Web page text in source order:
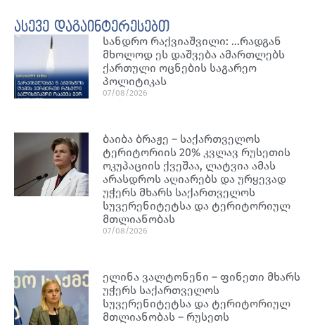
ასევე დაგაინტერესებთ
სანდრო რაქვიაშვილი: …რადგან
მხოლოდ ეს დაშვება ამართლებს
ქართული ოცნების საგარეო
პოლიტიკას
07/08/2026
ბაიბა ბრაჟე – საქართველოს
ტერიტორიის 20% კვლავ რუსეთის
ოკუპაციის ქვეშაა, ლატვია ამას
არასდროს აღიარებს და ურყევად
უჭერს მხარს საქართველოს
სუვერენიტეტსა და ტერიტორიულ
მთლიანობას
07/08/2026
ელინა ვალტონენი – ფინეთი მხარს
უჭერს საქართველოს
სუვერენიტეტსა და ტერიტორიულ
მთლიანობას – რუსეთს